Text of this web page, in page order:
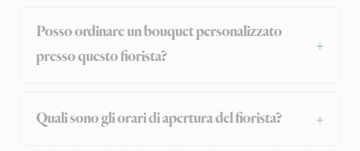
Posso ordinare un bouquet personalizzato
presso questo fiorista?
Quali sono gli orari di apertura del fiorista?